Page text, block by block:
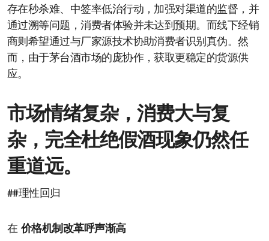
存在秒杀难、中签率低治行动，加强对渠道的监督，并
通过溯等问题，消费者体验并未达到预期。而线下经销
商则希望通过与厂家源技术协助消费者识别真伪。然
而，由于茅台酒市场的庞协作，获取更稳定的货源供
应。
市场情绪复杂，消费大与复
杂，完全杜绝假酒现象仍然任
重道远。
##理性回归
在 价格机制改革呼声渐高